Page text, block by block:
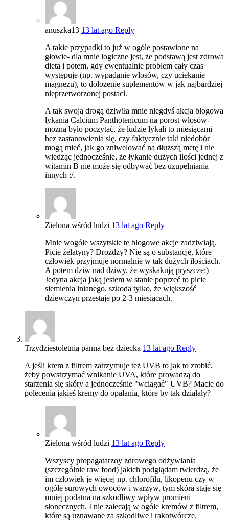
anuszka13 13 lat ago Reply
A takie przypadki to już w ogóle postawione na
głowie- dla mnie logiczne jest, że podstawą jest zdrowa
dieta i potem, gdy ewentualnie problem cały czas
występuje (np. wypadanie włosów, czy uciekanie
magnezu), to dołożenie suplementów w jak najbardziej
nieprzetworzonej postaci.
A tak swoją drogą dziwiła mnie niegdyś akcja blogowa
łykania Calcium Panthotenicum na porost włosów-
można było poczytać, że ludzie łykali to miesiącami
bez zastanowienia się, czy faktycznie taki niedobór
mogą mieć, jak go zniwelować na dłuższą metę i nie
wiedząc jednocześnie, że łykanie dużych ilości jednej z
witamin B nie może się odbywać bez uzupełniania
innych :/.
Zielona wśród ludzi 13 lat ago Reply
Mnie wogóle wszytskie te blogowe akcje zadziwiają.
Picie żelatyny? Drożdży? Nie są o substancje, które
człowiek przyjmuje normalnie w tak dużych ilościach.
A potem dziw nad dziwy, że wyskakują pryszcze:)
Jedyna akcja jaką jestem w stanie poprzeć to picie
siemienia lnianego, szkoda tylko, że większość
dziewczyn przestaje po 2-3 miesiącach.
Trzydziestoletnia panna bez dziecka 13 lat ago Reply
A jeśli krem z filtrem zatrzymuje też UVB to jak to zrobić,
żeby powstrzymać wnikanie UVA, które prowadzą do
starzenia się skóry a jednocześnie "wciągać" UVB? Macie do
polecenia jakieś kremy do opalania, które by tak działały?
Zielona wśród ludzi 13 lat ago Reply
Wszyscy propagatarzoy zdrowego odżywiania
(szczególnie raw food) jakich podglądam twierdzą, że
im człowiek je więcej np. chlorofilu, likopenu czy w
ogóle surowych owoców i warzyw, tym skóra staje się
mniej podatna na szkodliwy wpływ promieni
słonecznych. I nie zalecają w ogóle kremów z filtrem,
które są uznawane za szkodliwe i rakotwórcze.